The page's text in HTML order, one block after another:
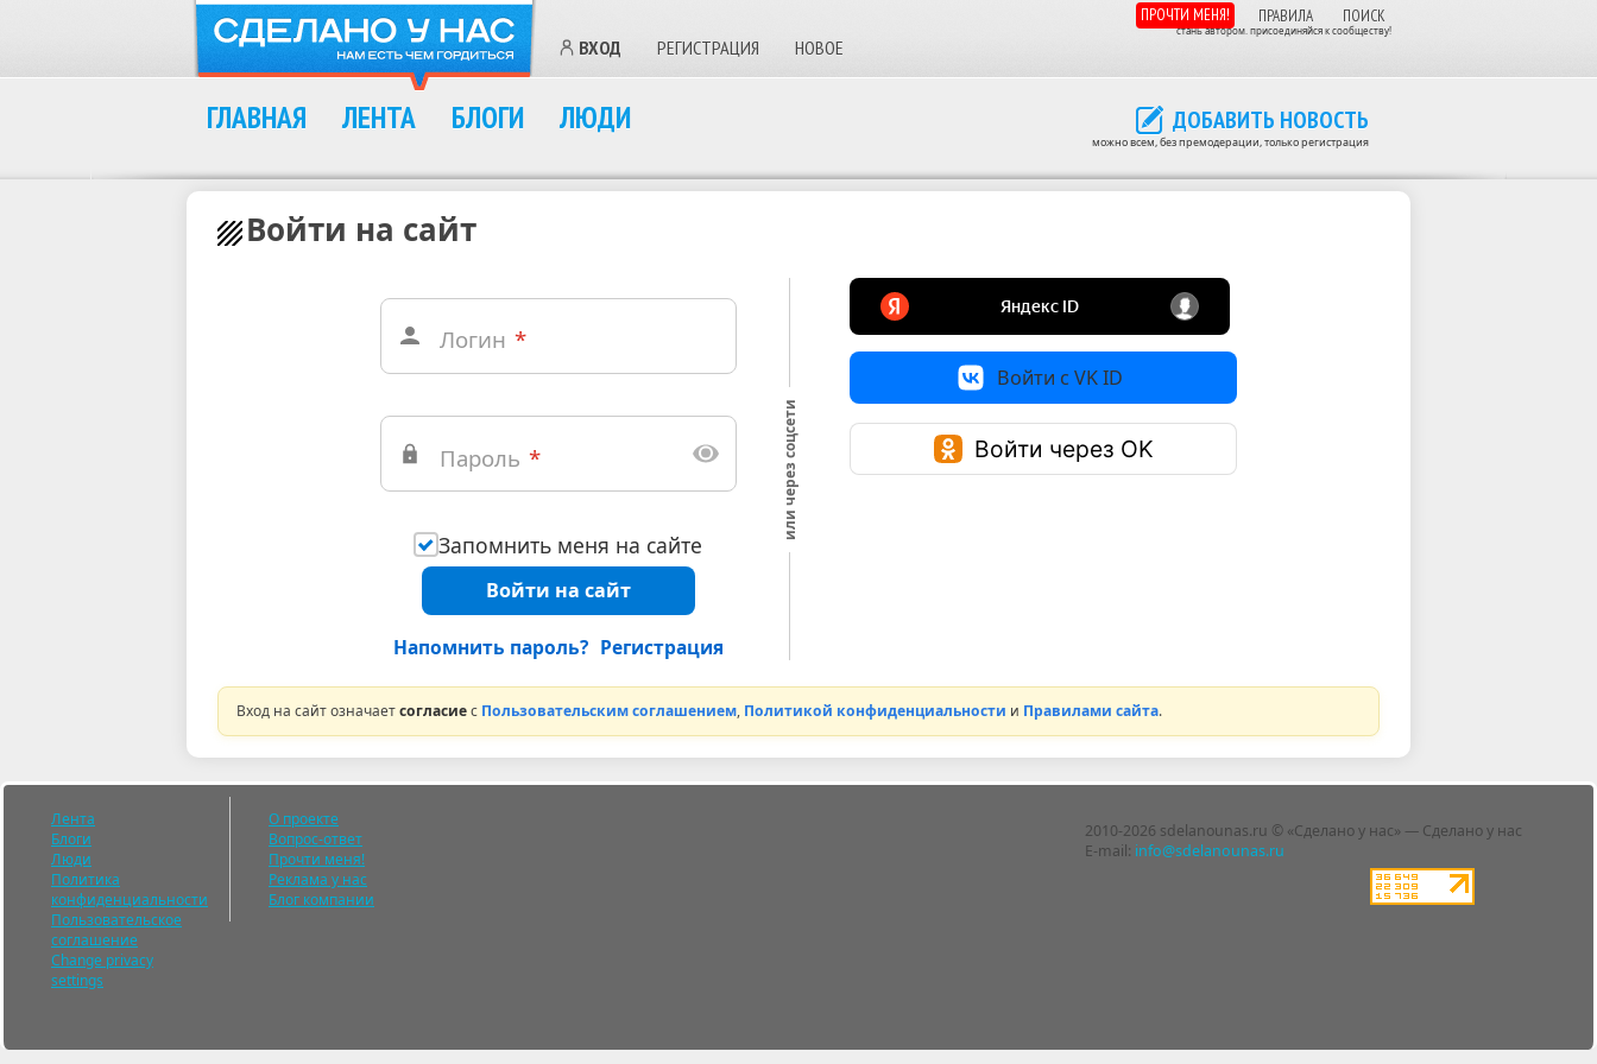
ВХОД РЕГИСТРАЦИЯ НОВОЕ
ПРОЧТИ МЕНЯ! ПРАВИЛА ПОИСК
стань автором. присоединяйся к сообществу!
ДОБАВИТЬ НОВОСТЬ
можно всем, без премодерации, только регистрация
ГЛАВНАЯ ЛЕНТА БЛОГИ ЛЮДИ
Войти на сайт
Логин *
Пароль *
Запомнить меня на сайте
Войти на сайт
Напомнить пароль? Регистрация
или через соцсети
Войти с VK ID
Войти через OK
Вход на сайт означаетсогласиес Пользовательским соглашением, Политикой конфиденциальности и Правилами сайта.
2010-2026 sdelanounas.ru © «Сделано у нас» — Сделано у нас
E-mail: info@sdelanounas.ru
Лента
Блоги
Люди
Политика
конфиденциальности
Пользовательское
соглашение
Change privacy
settings
О проекте
Вопрос-ответ
Прочти меня!
Реклама у нас
Блог компании